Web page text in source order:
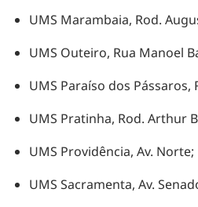
UMS Marambaia, Rod.
UMS Outeiro, Rua Manoel
UMS Paraíso dos Pássaros,
UMS Pratinha, Rod. Arthur
UMS Providência, Av. Norte;
UMS Sacramenta, Av.